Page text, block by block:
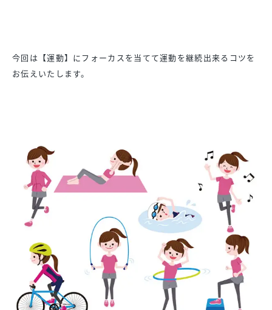
今回は【運動】 にフォーカスを当てて運動を継続出来るコツを
お伝えいたします。